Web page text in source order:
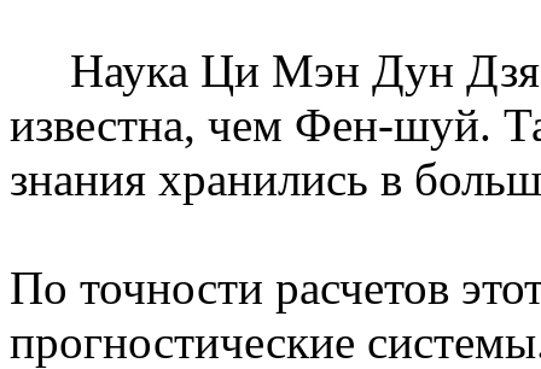
Наука Ци Мэн Дун Дзя
известна, чем Фен-шуй.
знания хранились в
По точности расчетов
прогностические